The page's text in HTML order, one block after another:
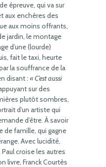
épreuve, qui va sur
aux enchères des
aux moins offrants,
jardin, le montage
d’une (lourde)
fait le taxi, heurte
la souffrance de la
disant : « C’est aussi
sur des
plutôt sombres,
d’un artiste qui
d’être. À savoir
de famille, qui gagne
Avec lucidité,
croise les autres
livre, Franck Courtès